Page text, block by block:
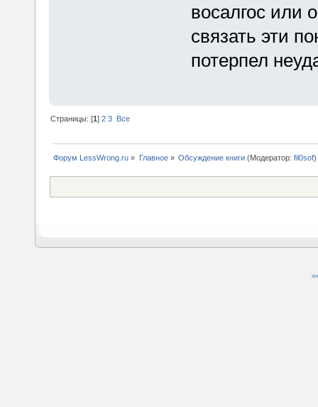
восалгос или
связать эти
потерпел
Страницы: [1]2 3 Все
Форум LessWrong.ru » Главное» Обсуждение книги(Модератор: fil0sof)